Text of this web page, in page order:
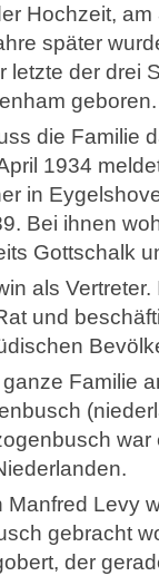
Hochzeit,
später
letzte der drei
geboren.
die Familie
1934
in
Bei ihnen
Gottschalk
als
und
Familie
Levy
gebracht
der